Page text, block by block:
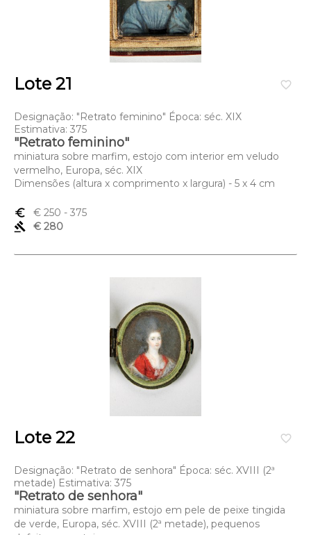
favorite_border
Lote 21
Designação: "Retrato feminino" Época: séc. XIX
Estimativa: 375
"Retrato feminino"
miniatura sobre marfim, estojo com interior em veludo
vermelho, Europa, séc. XIX
Dimensões (altura x comprimento x largura) - 5 x 4 cm
euro_symbol € 250 - 375
gavel
€ 280
favorite_border
Lote 22
Designação: "Retrato de senhora" Época: séc. XVIII (2ª
metade) Estimativa: 375
"Retrato de senhora"
miniatura sobre marfim, estojo em pele de peixe tingida
de verde, Europa, séc. XVIII (2ª metade), pequenos